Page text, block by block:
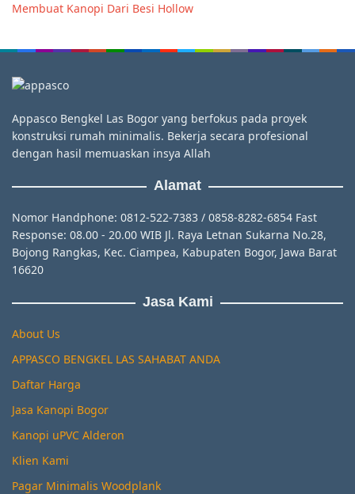
Membuat Kanopi Dari Besi Hollow
Appasco Bengkel Las Bogor yang berfokus pada proyek
konstruksi rumah minimalis. Bekerja secara profesional
dengan hasil memuaskan insya Allah
Alamat
Nomor Handphone: 0812-522-7383 / 0858-8282-6854 Fast
Response: 08.00 - 20.00 WIB Jl. Raya Letnan Sukarna No.28,
Bojong Rangkas, Kec. Ciampea, Kabupaten Bogor, Jawa Barat
16620
Jasa Kami
About Us
APPASCO BENGKEL LAS SAHABAT ANDA
Daftar Harga
Jasa Kanopi Bogor
Kanopi uPVC Alderon
Klien Kami
Pagar Minimalis Woodplank